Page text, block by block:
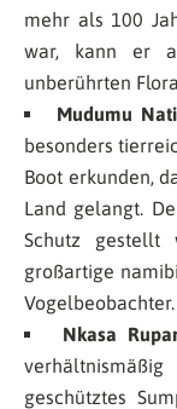
mehr als 100
war, kann er
unberührten
Mudumu
besonders
Boot erkunden,
Land gelangt.
Schutz
großartige
Vogelbeobachter.
Nkasa
geschütztes